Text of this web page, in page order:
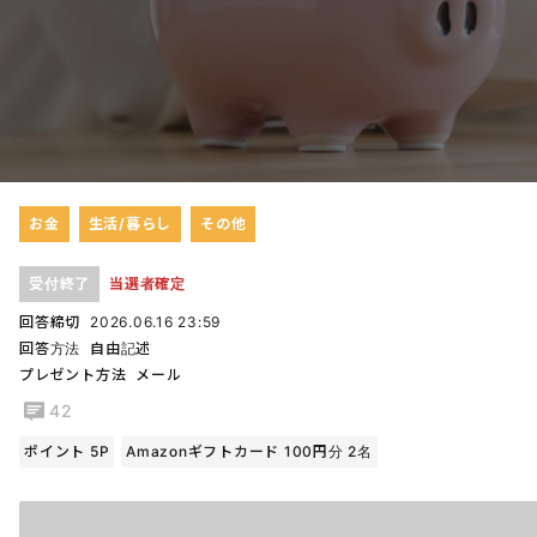
お金 生活/暮らし その他
受付終了 当選者確定
回答締切
2026.06.16 23:59
回答方法
自由記述
プレゼント方法
メール
42
ポイント 5P Amazonギフトカード 100円分 2名